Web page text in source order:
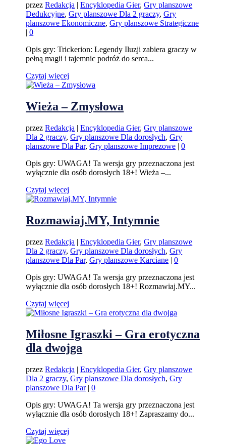
przezRedakcja |Encyklopedia Gier,Gry planszowe
Dedukcyjne,Gry planszowe Dla 2 graczy,Gry
planszowe Ekonomiczne,Gry planszowe Strategiczne
|0
Opis gry: Trickerion: Legendy Iluzji zabiera graczy w
pełną magii i tajemnic podróż do serca...
Czytaj więcej
Wieża – Zmysłowa
przezRedakcja |Encyklopedia Gier,Gry planszowe
Dla 2 graczy,Gry planszowe Dla dorosłych,Gry
planszowe Dla Par,Gry planszowe Imprezowe |0
Opis gry: UWAGA! Ta wersja gry przeznaczona jest
wyłącznie dla osób dorosłych 18+! Wieża –...
Czytaj więcej
Rozmawiaj.MY, Intymnie
przezRedakcja |Encyklopedia Gier,Gry planszowe
Dla 2 graczy,Gry planszowe Dla dorosłych,Gry
planszowe Dla Par,Gry planszowe Karciane |0
Opis gry: UWAGA! Ta wersja gry przeznaczona jest
wyłącznie dla osób dorosłych 18+! Rozmawiaj.MY...
Czytaj więcej
Miłosne Igraszki – Gra erotyczna
dla dwojga
przezRedakcja |Encyklopedia Gier,Gry planszowe
Dla 2 graczy,Gry planszowe Dla dorosłych,Gry
planszowe Dla Par|0
Opis gry: UWAGA! Ta wersja gry przeznaczona jest
wyłącznie dla osób dorosłych 18+! Zapraszamy do...
Czytaj więcej